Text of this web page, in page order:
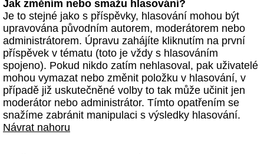
Jak změním nebo smažu hlasování?
Je to stejné jako s příspěvky, hlasování mohou být
upravována původním autorem, moderátorem nebo
administrátorem. Úpravu zahájíte kliknutím na první
příspěvek v tématu (toto je vždy s hlasováním
spojeno). Pokud nikdo zatím nehlasoval, pak uživatelé
mohou vymazat nebo změnit položku v hlasování, v
případě již uskutečněné volby to tak může učinit jen
moderátor nebo administrátor. Tímto opatřením se
snažíme zabránit manipulaci s výsledky hlasování.
Návrat nahoru